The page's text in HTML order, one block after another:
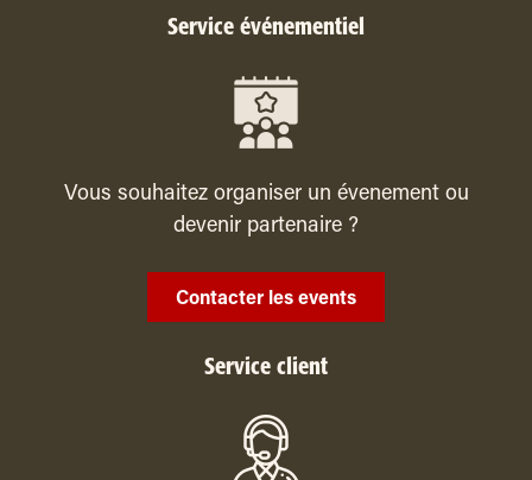
Service événementiel
Vous souhaitez organiser un évenement ou
devenir partenaire ?
Contacter les events
Service client